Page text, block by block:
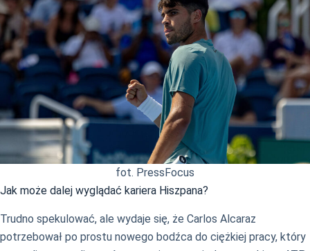
fot. PressFocus
Jak może dalej wyglądać kariera Hiszpana?
Trudno spekulować, ale wydaje się, że Carlos Alcaraz
potrzebował po prostu nowego bodźca do ciężkiej pracy, który